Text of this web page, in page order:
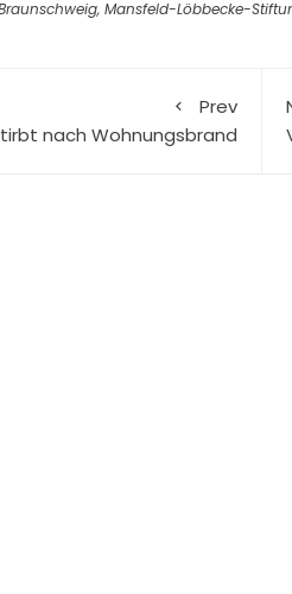
, Mansfeld-Löbbecke-
Prev
nach Wohnungsbrand